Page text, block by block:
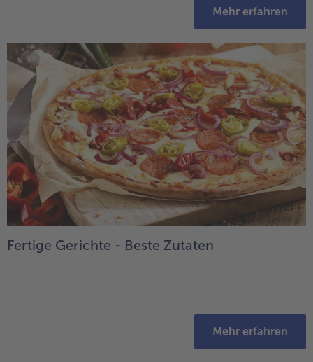
Mehr erfahren
Fertige Gerichte - Beste Zutaten
Mehr erfahren